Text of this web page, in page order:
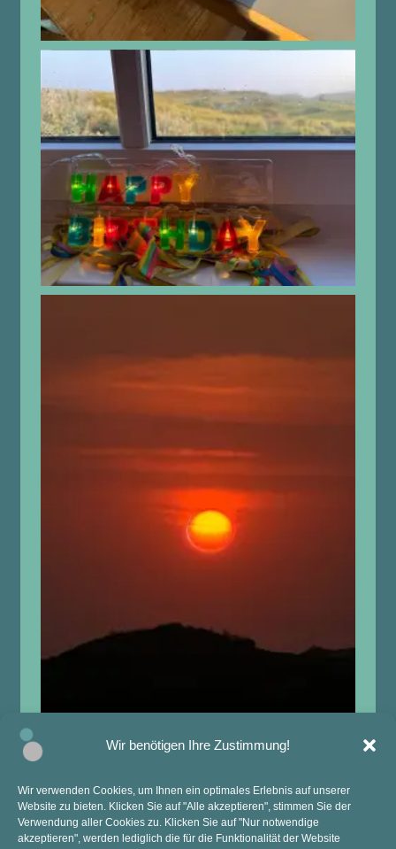
Wir benötigen Ihre Zustimmung!
Wir verwenden Cookies, um Ihnen ein optimales Erlebnis auf unserer
Website zu bieten. Klicken Sie auf "Alle akzeptieren", stimmen Sie der
Verwendung aller Cookies zu. Klicken Sie auf "Nur notwendige
akzeptieren", werden lediglich die für die Funktionalität der Website
KONTAKT ANSCHRIFT